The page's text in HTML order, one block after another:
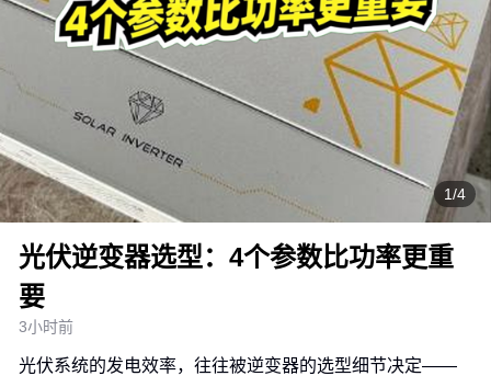
1/4
光伏逆变器选型：4个参数比功率更重
要
3小时前
光伏系统的发电效率，往往被逆变器的选型细节决定——